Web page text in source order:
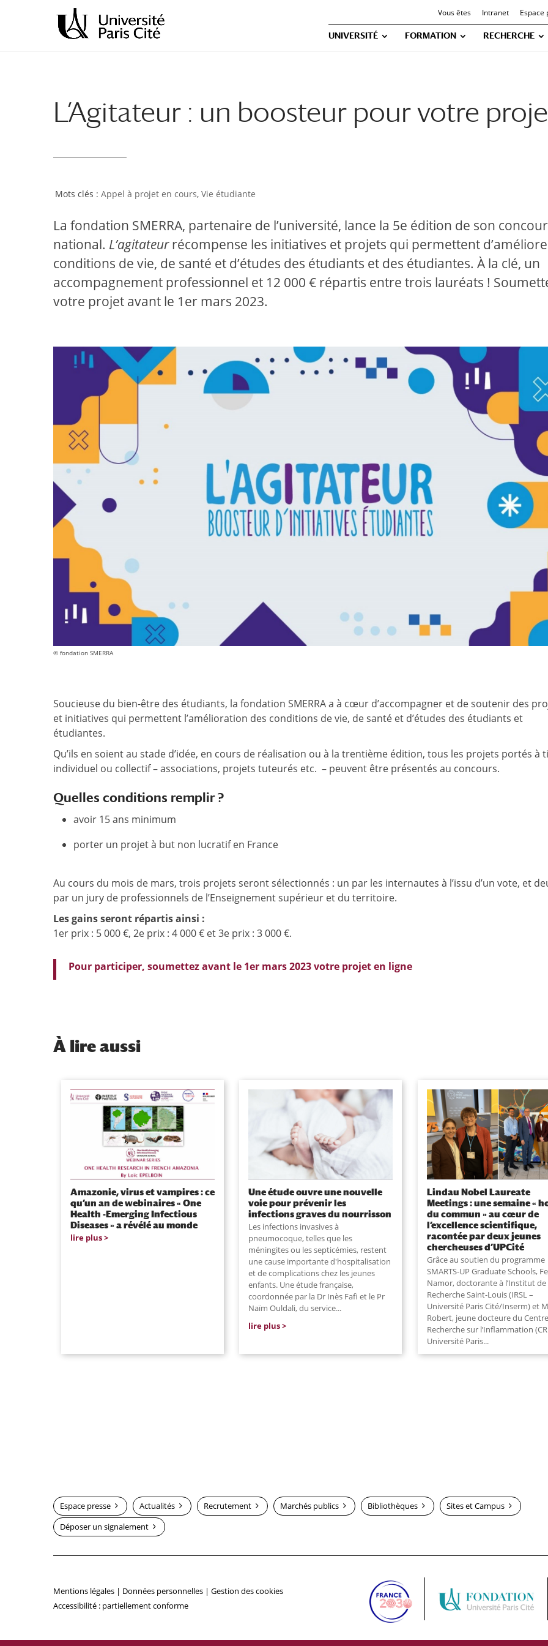
principal
navigation
Vous êtes Intranet Espace
UNIVERSITÉ FORMATION RECHERCHE
L’Agitateur : un boosteur pour votre
Appel à projet en cours, Vie étudiante
La fondation SMERRA, partenaire de l’université, lance la 5e édition de son
national. L’agitateurrécompense les initiatives et projets qui permettent
conditions de vie, de santé et d’études des étudiants et des étudiantes. À la clé, un
accompagnement professionnel et 12 000 € répartis entre trois lauréats !
votre projet avant le 1er mars 2023.
© fondation SMERRA
Soucieuse du bien-être des étudiants, la fondation SMERRA a à cœur d’accompagner et de soutenir des
et initiatives qui permettent l’amélioration des conditions de vie, de santé et d’études des étudiants et
étudiantes.
Qu’ils en soient au stade d’idée, en cours de réalisation ou à la trentième édition, tous les projets portés à
individuel ou collectif – associations, projets tuteurés etc. – peuvent être présentés au concours.
Quelles conditions remplir ?
avoir 15 ans minimum
porter un projet à but non lucratif en France
Au cours du mois de mars, trois projets seront sélectionnés : un par les internautes à l’issu d’un vote, et
par un jury de professionnels de l’Enseignement supérieur et du territoire.
Les gains seront répartis ainsi :
1er prix : 5 000 €, 2e prix : 4 000 € et 3e prix : 3 000 €.
Pour participer, soumettez avant le 1er mars 2023 votre projet en ligne
À lire aussi
Amazonie, virus et vampires : ce
qu’un an de webinaires « One
Health -Emerging Infectious
Diseases » a révélé au monde
lire plus
Une étude ouvre une nouvelle
voie pour prévenir les
infections graves du nourrisson
Les infections invasives à
pneumocoque, telles que les
méningites ou les septicémies, restent
une cause importante d'hospitalisation
et de complications chez les jeunes
enfants. Une étude française,
coordonnée par la Dr Inès Fafi et le Pr
Naïm Ouldali, du service...
lire plus
Lindau Nobel Laureate
Meetings : une semaine «
du commun » au cœur de
l’excellence scientifique,
racontée par deux jeunes
chercheuses d’UPCité
Grâce au soutien du programme
SMARTS-UP Graduate Schools,
Namor, doctorante à l’Institut de
Recherche Saint-Louis (IRSL –
Université Paris Cité/Inserm) et
Robert, jeune docteure du
Recherche sur l’Inflammation
Université Paris...
lire plus
Espace presse Actualités Recrutement Marchés publics Bibliothèques
Sites et Campus
Déposer un signalement
Mentions légales | Données personnelles | Gestion des cookies
Accessibilité : partiellement conforme